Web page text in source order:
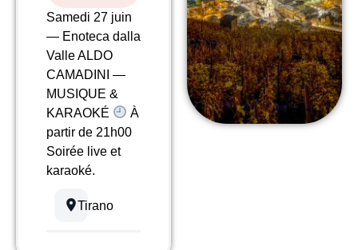
Samedi 27 juin
— Enoteca dalla
Valle ALDO
CAMADINI —
MUSIQUE &
KARAOKÉ
À
partir de 21h00
Soirée live et
karaoké.
Tirano